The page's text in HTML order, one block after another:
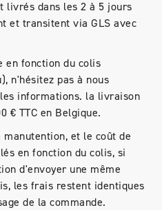
livrés dans les 2 à 5 jours
et transitent via GLS avec
en fonction du colis
n'hésitez pas à nous
informations. la livraison
€ TTC en Belgique.
et le coût de
en fonction du colis, si
d'envoyer une même
les frais restent identiques
de la commande.